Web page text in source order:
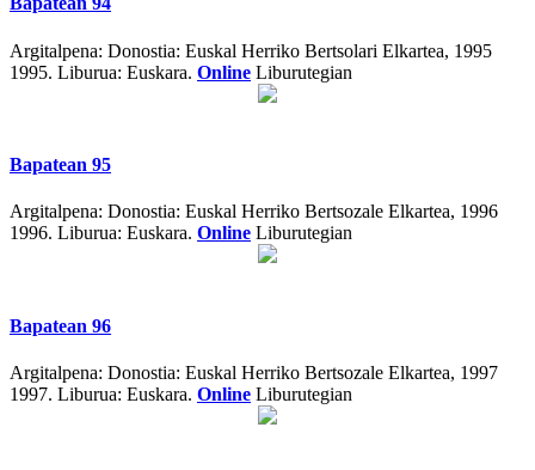
Argitalpena: Donostia: Euskal Herriko Bertsolari Elkartea, 1995
1995. Liburua: Euskara. Online Liburutegian
Bapatean 95
Argitalpena: Donostia: Euskal Herriko Bertsozale Elkartea, 1996
1996. Liburua: Euskara. Online Liburutegian
Bapatean 96
Argitalpena: Donostia: Euskal Herriko Bertsozale Elkartea, 1997
1997. Liburua: Euskara. Online Liburutegian